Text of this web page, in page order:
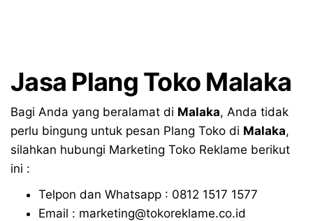
Jasa Plang Toko Malaka
Bagi Anda yang beralamat di Malaka, Anda tidak
perlu bingung untuk pesan Plang Toko di Malaka,
silahkan hubungi Marketing Toko Reklame berikut
ini :
Telpon dan Whatsapp : 0812 1517 1577
Email : marketing@tokoreklame.co.id